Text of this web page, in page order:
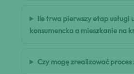
Ile trwa pierwszy etap usługi
konsumencka a mieszkanie na
Czy mogę zrealizować proces